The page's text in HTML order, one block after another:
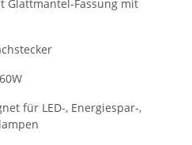
Glattmantel-Fassung mit
für LED-, Energiespar-,